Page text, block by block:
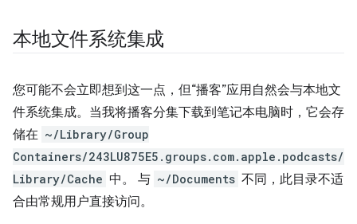
本地文件系统集成
您可能不会立即想到这一点，但“播客”应用自然会与本地文
件系统集成。当我将播客分集下载到笔记本电脑时，它会存
储在 ~/Library/Group
Containers/243LU875E5.groups.com.apple.podcasts/
Library/Cache 中。 与 ~/Documents 不同，此目录不适
合由常规用户直接访问。